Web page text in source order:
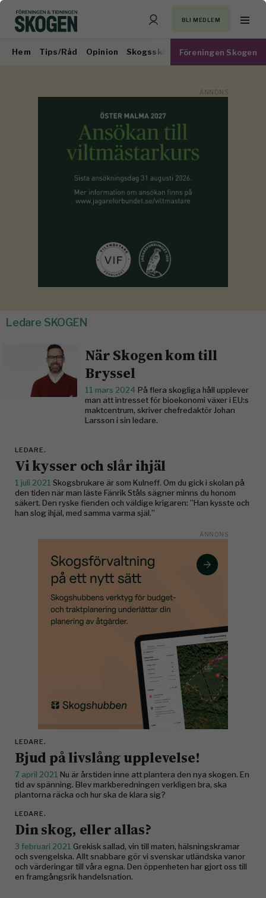
BLI MEDLEM
Hem Tips/Råd Opinion Skogsskötsel Virkesmarknad
Föreningen Skogen
Ledare SKOGEN
När Skogen kom till
Bryssel
11 mars 2024 På flera skogliga håll upplever
man att intresset för bioekonomi växer i EU:s
maktcentrum, skriver chefredaktör Johan
Larsson i sin ledare.
LEDARE.
Vi kysser och slår ihjäl
1 juli 2021 Skogsbrukare är som Kulneff. Om du gick i skolan på
den tiden när man läste Fänrik Ståls sägner minns du honom
säkert. Den ryske fienden och väldige krigaren: ”Han kysste och
han slog ihjäl, med samma varma själ.”
LEDARE.
Bjud på livslång upplevelse!
7 april 2021 Nu är årstiden inne att plantera den nya skogen. En
tid av spänning. Blev markberedningen verkligen bra, ska
plantorna räcka och hur ska de klara sig?
LEDARE.
Din skog, eller allas?
3 februari 2021 Grekisk sallad, vin till maten, hälsningskramar
och svengelska. Allt snabbare gör vi svenskar utländska vanor
och värderingar till våra egna. Den öppenheten har gjort oss till
en framgångsrik handelsnation.